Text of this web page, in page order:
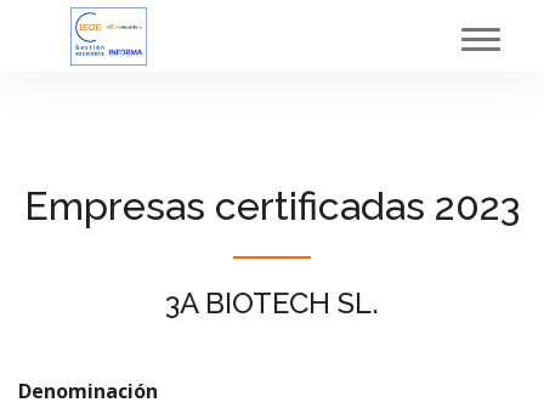
Empresas certificadas 2023
3A BIOTECH SL.
Denominación